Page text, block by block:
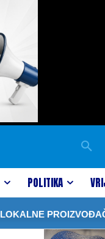
POLITIKA
PROIZVOĐAČE